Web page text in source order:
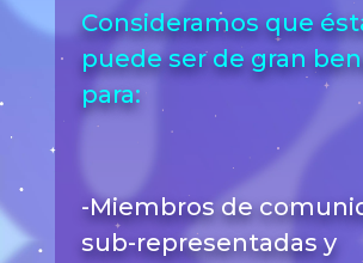
Consideramos que
puede ser de gran
para:
-Miembros de
sub-representadas y